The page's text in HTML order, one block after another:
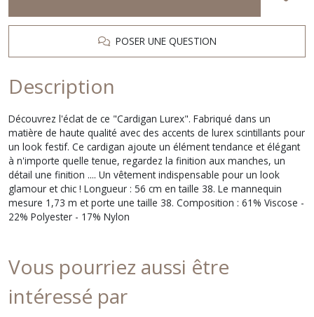
POSER UNE QUESTION
Description
Découvrez l'éclat de ce "Cardigan Lurex". Fabriqué dans un
matière de haute qualité avec des accents de lurex scintillants pour
un look festif. Ce cardigan ajoute un élément tendance et élégant
à n'importe quelle tenue, regardez la finition aux manches, un
détail une finition .... Un vêtement indispensable pour un look
glamour et chic ! Longueur : 56 cm en taille 38. Le mannequin
mesure 1,73 m et porte une taille 38. Composition : 61% Viscose -
22% Polyester - 17% Nylon
Vous pourriez aussi être
intéressé par